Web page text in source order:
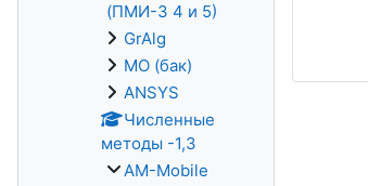
(ПМИ-3 4 и 5)
GrAlg
МО (бак)
ANSYS
Численные
методы -1,3
AM-Mobile